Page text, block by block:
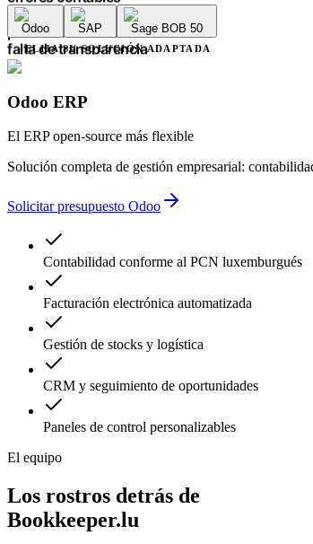
errores contables
retrasos administrativos
plazos interminables
falta de transparencia
complejidad innecesaria
retrasos administrativos
Odoo SAP Sage BOB 50
ELIJA SU SOLUCIÓN ADAPTADA
Odoo ERP
El ERP open-source más flexible
Solución completa de gestión empresarial:
Solicitar presupuesto Odoo
Contabilidad conforme al PCN luxemburgués
Facturación electrónica automatizada
Gestión de stocks y logística
CRM y seguimiento de oportunidades
Paneles de control personalizables
El equipo
Los rostros detrás de
Bookkeeper.lu